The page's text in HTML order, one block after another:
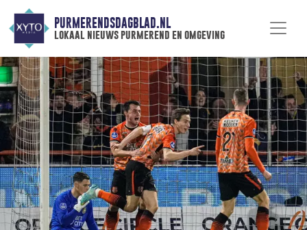
PURMERENDSDAGBLAD.NL
lokaal nieuws purmerend en omgeving